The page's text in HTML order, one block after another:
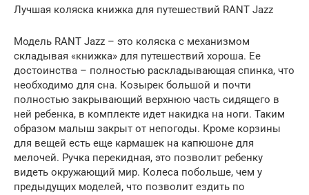
Лучшая коляска книжка для путешествий RANT Jazz
Модель RANT Jazz – это коляска с механизмом
складывая «книжка» для путешествий хороша. Ее
достоинства – полностью раскладывающая спинка, что
необходимо для сна. Козырек большой и почти
полностью закрывающий верхнюю часть сидящего в
ней ребенка, в комплекте идет накидка на ноги. Таким
образом малыш закрыт от непогоды. Кроме корзины
для вещей есть еще кармашек на капюшоне для
мелочей. Ручка перекидная, это позволит ребенку
видеть окружающий мир. Колеса побольше, чем у
предыдущих моделей, что позволит ездить по